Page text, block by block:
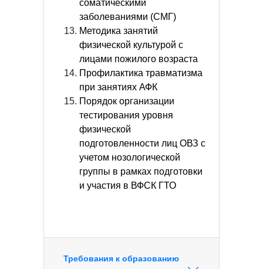
соматическими
заболеваниями (СМГ)
Методика занятий
физической культурой с
лицами пожилого возраста
Профилактика травматизма
при занятиях АФК
Порядок организации
тестирования уровня
физической
подготовленности лиц ОВЗ с
учетом нозологической
группы в рамках подготовки
и участия в ВФСК ГТО
Требования к образованию